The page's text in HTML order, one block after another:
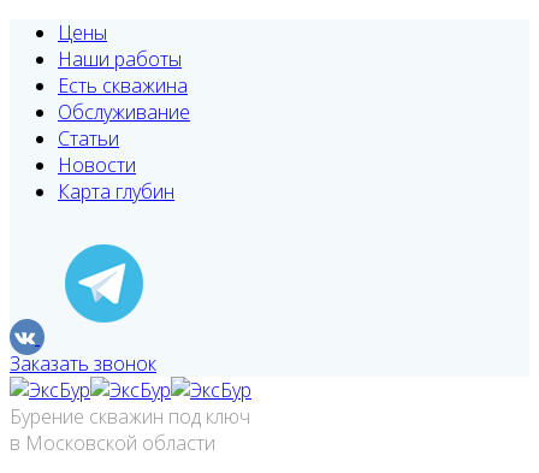
Цены
Наши работы
Есть скважина
Обслуживание
Статьи
Новости
Карта глубин
Заказать звонок
Бурение скважин под ключ
в Московской области